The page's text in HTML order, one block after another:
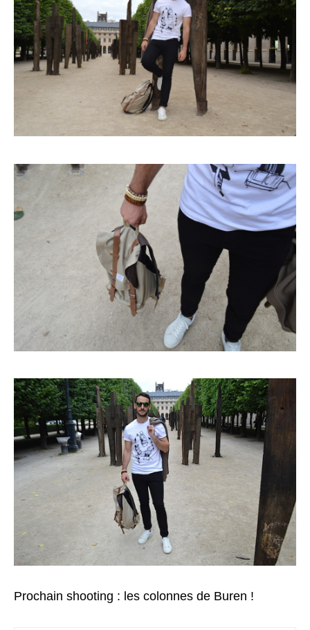
Prochain shooting : les colonnes de Buren !